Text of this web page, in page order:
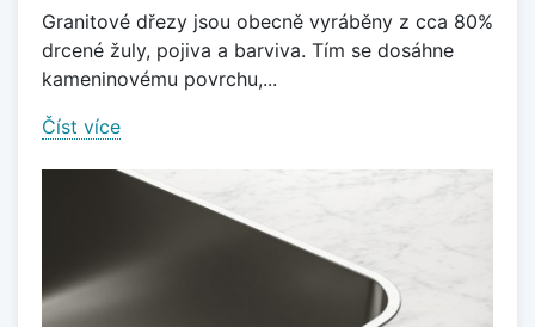
Granitové dřezy jsou obecně vyráběny z cca 80%
drcené žuly, pojiva a barviva. Tím se dosáhne
kameninovému povrchu,...
Číst více